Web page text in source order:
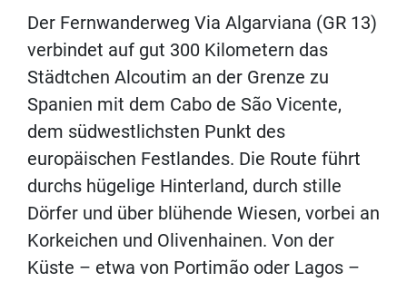
Der Fernwanderweg Via Algarviana (GR 13)
verbindet auf gut 300 Kilometern das
Städtchen Alcoutim an der Grenze zu
Spanien mit dem Cabo de São Vicente,
dem südwestlichsten Punkt des
europäischen Festlandes. Die Route führt
durchs hügelige Hinterland, durch stille
Dörfer und über blühende Wiesen, vorbei an
Korkeichen und Olivenhainen. Von der
Küste – etwa von Portimão oder Lagos –